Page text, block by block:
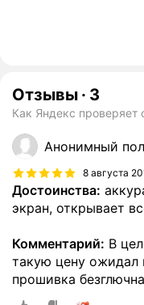
Отзывы · 3
Как Яндекс проверяет
Анонимный
8 августа
Достоинства:
экран, открывает
Комментарий: В
такую цену ожидал
прошивка